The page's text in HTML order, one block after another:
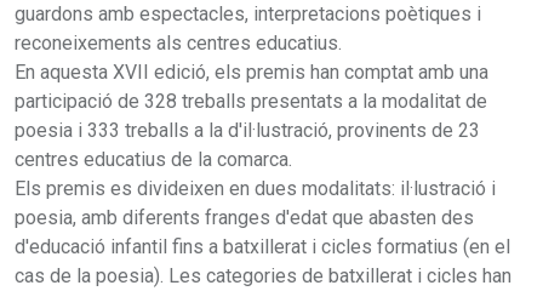
guardons amb espectacles, interpretacions poètiques i
reconeixements als centres educatius.
En aquesta XVII edició, els premis han comptat amb una
participació de 328 treballs presentats a la modalitat de
poesia i 333 treballs a la d'il·lustració, provinents de 23
centres educatius de la comarca.
Els premis es divideixen en dues modalitats: il·lustració i
poesia, amb diferents franges d'edat que abasten des
d'educació infantil fins a batxillerat i cicles formatius (en el
cas de la poesia). Les categories de batxillerat i cicles han